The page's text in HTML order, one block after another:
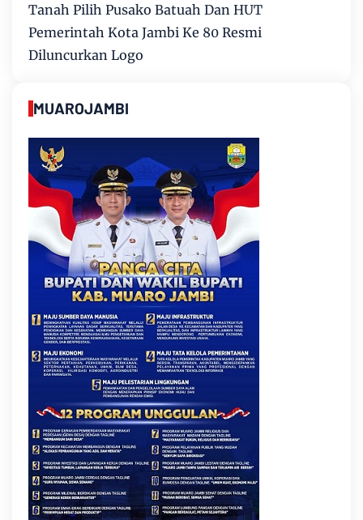
Tanah Pilih Pusako Batuah Dan HUT
Pemerintah Kota Jambi Ke 80 Resmi
Diluncurkan Logo
MUAROJAMBI